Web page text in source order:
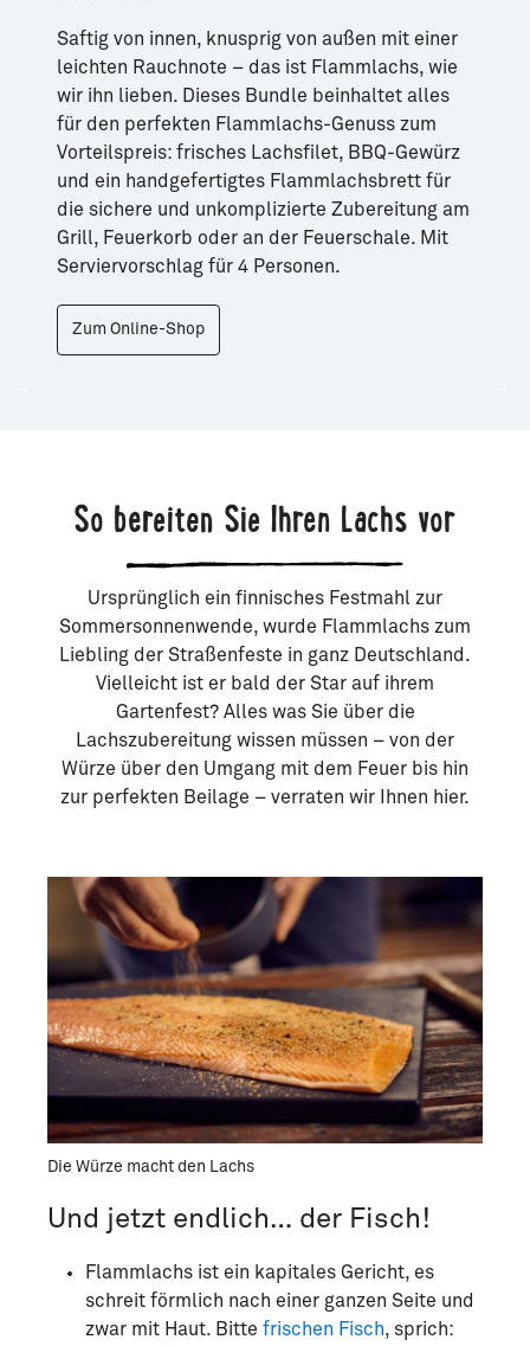
Saftig von innen, knusprig von außen mit einer
leichten Rauchnote – das ist Flammlachs, wie
wir ihn lieben. Dieses Bundle beinhaltet alles
für den perfekten Flammlachs-Genuss zum
Vorteilspreis: frisches Lachsfilet, BBQ-Gewürz
und ein handgefertigtes Flammlachsbrett für
die sichere und unkomplizierte Zubereitung am
Grill, Feuerkorb oder an der Feuerschale. Mit
Serviervorschlag für 4 Personen.
Zum Online-Shop
So bereiten Sie Ihren Lachs vor
Ursprünglich ein finnisches Festmahl zur
Sommersonnenwende, wurde Flammlachs zum
Liebling der Straßenfeste in ganz Deutschland.
Vielleicht ist er bald der Star auf ihrem
Gartenfest? Alles was Sie über die
Lachszubereitung wissen müssen – von der
Würze über den Umgang mit dem Feuer bis hin
zur perfekten Beilage – verraten wir Ihnen hier.
Die Würze macht den Lachs
Und jetzt endlich… der Fisch!
Flammlachs ist ein kapitales Gericht, es
schreit förmlich nach einer ganzen Seite und
zwar mit Haut. Bitte frischen Fisch, sprich: